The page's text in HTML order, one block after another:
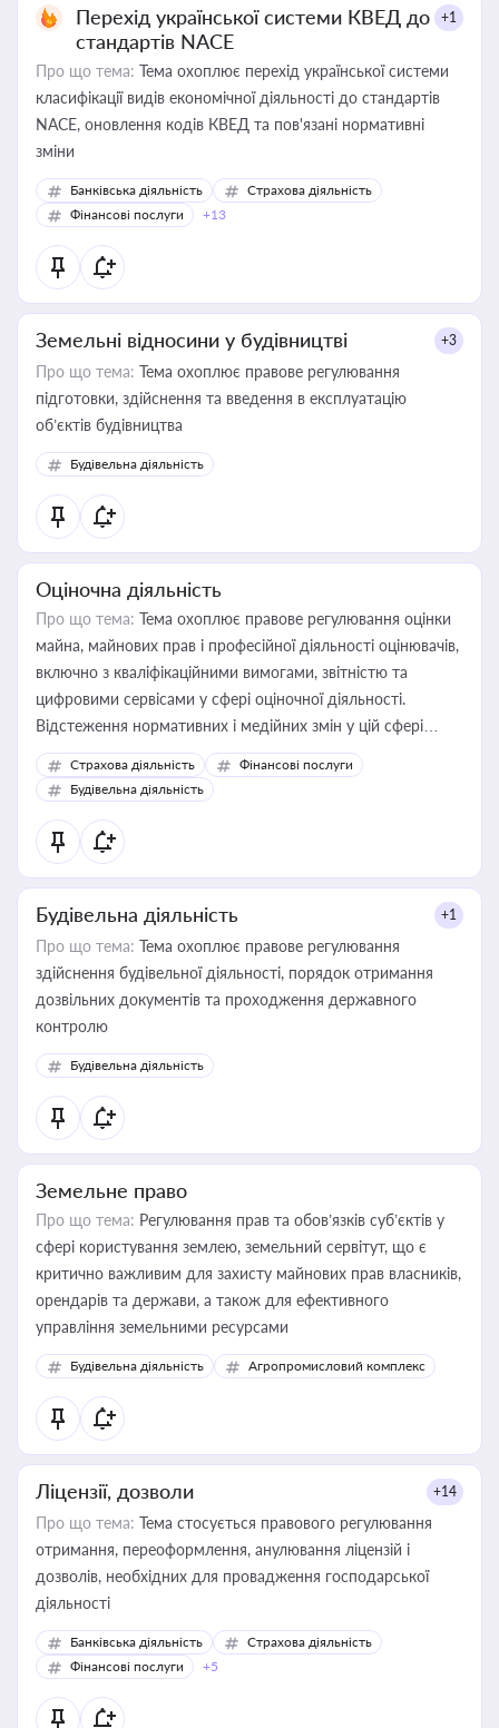
Перехід української системи КВЕД до
стандартів NACE
+1
Про що тема: Тема охоплює перехід української системи
класифікації видів економічної діяльності до стандартів
NACE, оновлення кодів КВЕД та пов'язані нормативні
зміни
Банківська діяльність
Страхова діяльність
Фінансові послуги
+13
Земельні відносини у будівництві +3
Про що тема: Тема охоплює правове регулювання
підготовки, здійснення та введення в експлуатацію
об’єктів будівництва
Будівельна діяльність
Оціночна діяльність
Про що тема: Тема охоплює правове регулювання оцінки
майна, майнових прав і професійної діяльності оцінювачів,
включно з кваліфікаційними вимогами, звітністю та
цифровими сервісами у сфері оціночної діяльності.
Відстеження нормативних і медійних змін у цій сфері
корисне для власника бізнесу, керівника, юриста або
бухгалтера під час оподаткування, приватизації, оренди
державного майна, корпоративних угод і перевірки
статусу суб'єктів оціночної діяльності
Страхова діяльність
Фінансові послуги
Будівельна діяльність
Будівельна діяльність +1
Про що тема: Тема охоплює правове регулювання
здійснення будівельної діяльності, порядок отримання
дозвільних документів та проходження державного
контролю
Будівельна діяльність
Земельне право
Про що тема: Регулювання прав та обов’язків суб’єктів у
сфері користування землею, земельний сервітут, що є
критично важливим для захисту майнових прав власників,
орендарів та держави, а також для ефективного
управління земельними ресурсами
Будівельна діяльність Агропромисловий комплекс
Ліцензії, дозволи +14
Про що тема: Тема стосується правового регулювання
отримання, переоформлення, анулювання ліцензій і
дозволів, необхідних для провадження господарської
діяльності
Банківська діяльність
Страхова діяльність
Фінансові послуги
+5